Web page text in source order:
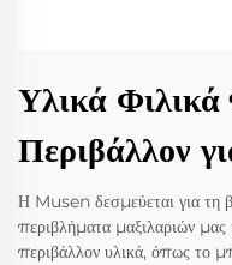
Υλικά Φιλικά
Περιβάλλον
Η Musen δεσμεύεται για τη
περιβλήματα μαξιλαριών
περιβάλλον υλικά, όπως το